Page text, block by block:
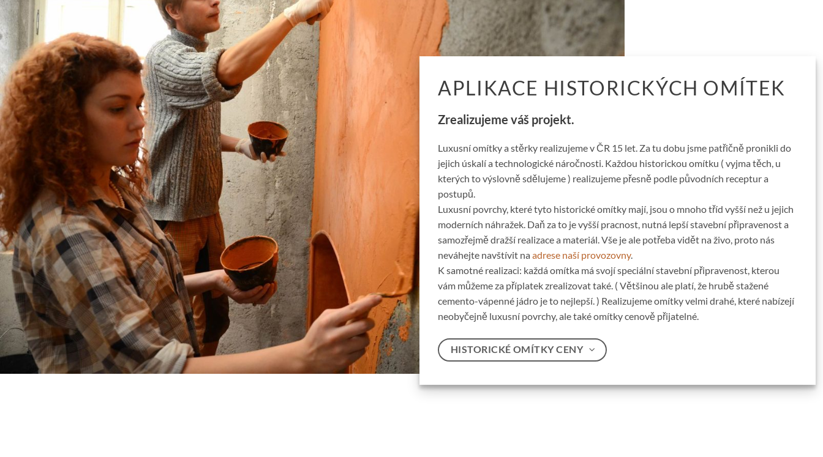
APLIKACE HISTORICKÝCH OMÍTEK
Zrealizujeme váš projekt.
Luxusní omítky a stěrky realizujeme v ČR 15 let. Za tu dobu jsme patřičně pronikli do
jejich úskalí a technologické náročnosti. Každou historickou omítku ( vyjma těch, u
kterých to výslovně sdělujeme ) realizujeme přesně podle původních receptur a
postupů.
Luxusní povrchy, které tyto historické omítky mají, jsou o mnoho tříd vyšší než u jejich
moderních náhražek. Daň za to je vyšší pracnost, nutná lepší stavební připravenost a
samozřejmě dražší realizace a materiál. Vše je ale potřeba vidět na živo, proto nás
neváhejte navštívit naadrese naší provozovny.
K samotné realizaci: každá omítka má svojí speciální stavební připravenost, kterou
vám můžeme za příplatek zrealizovat také. ( Většinou ale platí, že hrubě stažené
cemento-vápenné jádro je to nejlepší. ) Realizujeme omítky velmi drahé, které nabízejí
neobyčejně luxusní povrchy, ale také omítky cenově přijatelné.
HISTORICKÉ OMÍTKY CENY